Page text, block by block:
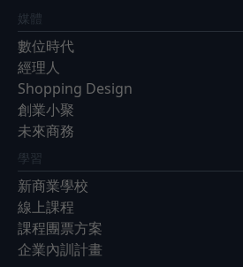
媒體
數位時代
經理人
Shopping Design
創業小聚
未來商務
學習
新商業學校
線上課程
課程團票方案
企業內訓計畫